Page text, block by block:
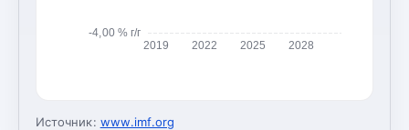
-4,00 % г/г
2019 2022 2025 2028
Источник: www.imf.org